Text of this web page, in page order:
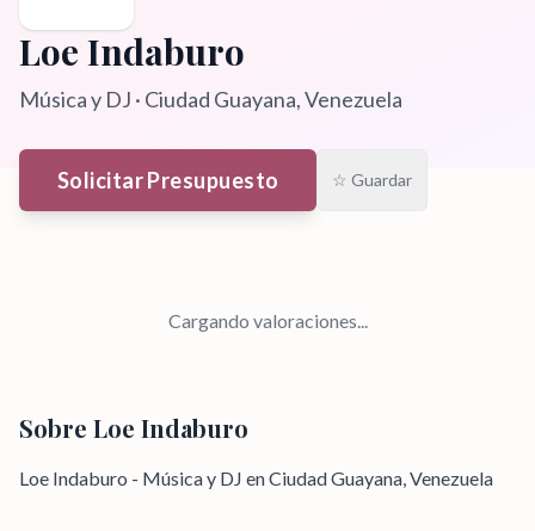
Loe Indaburo
Música y DJ · Ciudad Guayana, Venezuela
Solicitar Presupuesto ☆ Guardar
Cargando valoraciones...
Sobre Loe Indaburo
Loe Indaburo - Música y DJ en Ciudad Guayana, Venezuela